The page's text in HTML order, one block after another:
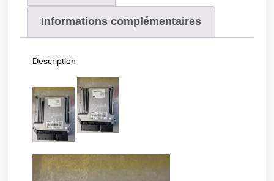
Informations complémentaires
Description